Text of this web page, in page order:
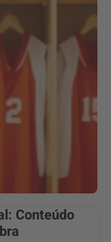
Conteúdo